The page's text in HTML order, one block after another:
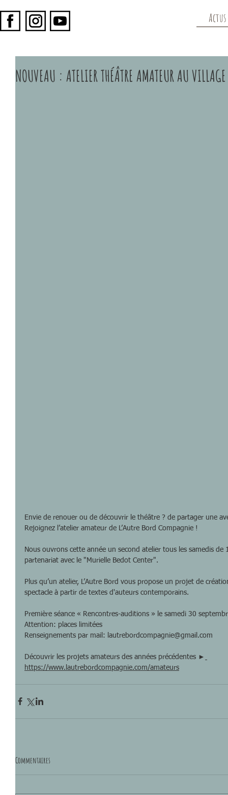
Actus
NOUVEAU : ATELIER THÉÂTRE AMATEUR AU
Envie de renouer ou de découvrir le théâtre ? de partager une
Rejoignez l’atelier amateur de L’Autre Bord Compagnie !
Nous ouvrons cette année un second atelier tous les samedis
partenariat avec le "Murielle Bedot Center".
Plus qu’un atelier, L’Autre Bord vous propose un projet de
spectacle à partir de textes d'auteurs contemporains.
Première séance « Rencontres-auditions » le samedi 30
Attention: places limitées
Renseignements par mail: lautrebordcompagnie@gmail.com
Découvrir les projets amateurs des années précédentes ►
https://www.lautrebordcompagnie.com/amateurs
Commentaires